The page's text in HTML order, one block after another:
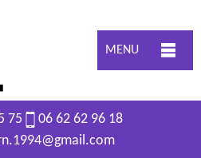
MENU
75
06 62 62 96 18